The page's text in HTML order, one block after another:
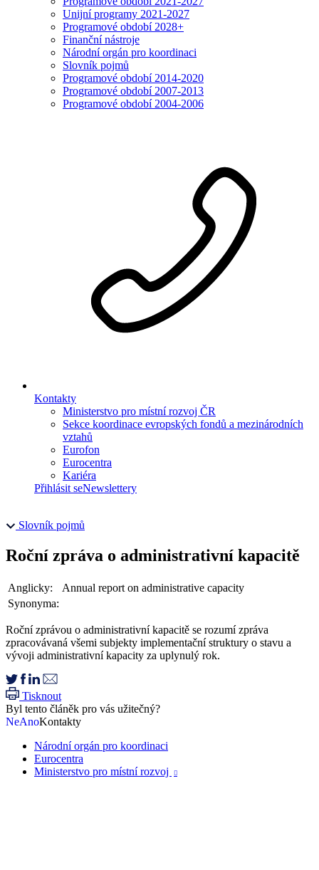
Unijní programy 2021-2027
Programové období 2028+
Finanční nástroje
Národní orgán pro koordinaci
Slovník pojmů
Programové období 2014-2020
Programové období 2007-2013
Programové období 2004-2006
Kontakty
Ministerstvo pro místní rozvoj ČR
Sekce koordinace evropských fondů a mezinárodních
vztahů
Eurofon
Eurocentra
Kariéra
Přihlásit seNewslettery
Slovník pojmů
Roční zpráva o administrativní kapacitě
Anglicky:
Annual report on administrative capacity
Synonyma:
Roční zprávou o administrativní kapacitě se rozumí zpráva
zpracovávaná všemi subjekty implementační struktury o stavu a
vývoji administrativní kapacity za uplynulý rok.
Tisknout
Byl tento článěk pro vás užitečný?
NeAnoKontakty
Národní orgán pro koordinaci
Eurocentra
Ministerstvo pro místní rozvoj
